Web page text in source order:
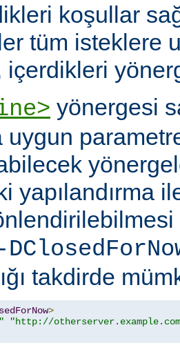
koşullar
tüm isteklere
yönergesi
uygun
yapılandırma
takdirde
>
"http://